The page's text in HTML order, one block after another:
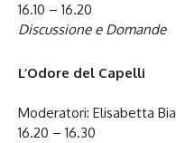
16.10 – 16.20
Discussione e Domande
L’Odore del Capelli
Moderatori: Elisabetta
16.20 – 16.30